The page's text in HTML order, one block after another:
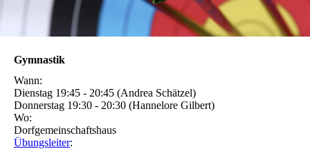
Gymnastik
Wann:
Dienstag 19:45 - 20:45 (Andrea Schätzel)
Donnerstag 19:30 - 20:30 (Hannelore Gilbert)
Wo:
Dorfgemeinschaftshaus
Übungsleiter: